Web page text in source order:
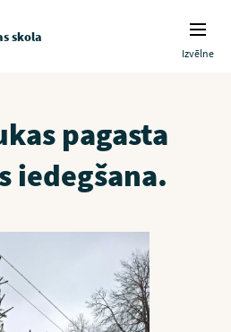
skola
Izvēlne
pagasta
iedegšana.